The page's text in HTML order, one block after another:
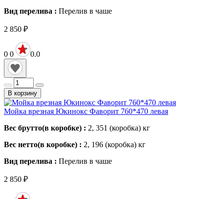
Вид перелива : Перелив в чаше
2 850 ₽
0 0 0.0
В корзину
Мойка врезная Юкинокс Фаворит 760*470 левая
Вес брутто(в коробке) : 2, 351 (коробка) кг
Вес нетто(в коробке) : 2, 196 (коробка) кг
Вид перелива : Перелив в чаше
2 850 ₽